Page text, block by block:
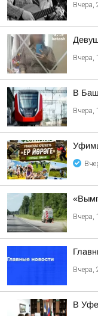
Вчера,
Вчера,
В
Вчера,
Вчера,
Вчера,
В Уфе